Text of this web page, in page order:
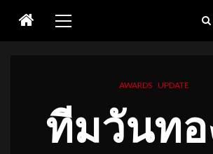
Menu
AWARDS UPDATE
ทีมวันทอ